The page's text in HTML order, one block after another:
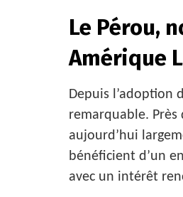
Le Pérou,
Amérique
Depuis l’adoption
remarquable.
aujourd’hui
bénéficient d’un
avec un intérêt